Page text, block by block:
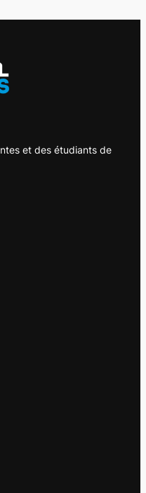
et des étudiants de